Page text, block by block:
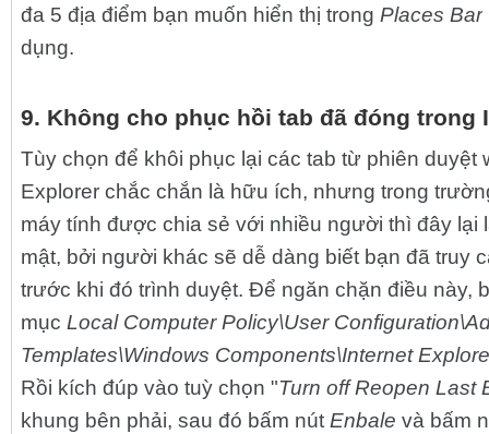
đa 5 địa điểm bạn muốn hiển thị trong Places Bar
dụng.
9. Không cho phục hồi tab đã đóng trong
Tùy chọn để khôi phục lại các tab từ phiên duyệt
Explorer chắc chắn là hữu ích, nhưng trong
máy tính được chia sẻ với nhiều người thì đây lại
mật, bởi người khác sẽ dễ dàng biết bạn đã truy
trước khi đó trình duyệt. Để ngăn chặn điều này,
mục Local Computer Policy\User
Templates\Windows Components\Internet
Rồi kích đúp vào tuỳ chọn "Turn off Reopen Last
khung bên phải, sau đó bấm nút Enbale và bấm